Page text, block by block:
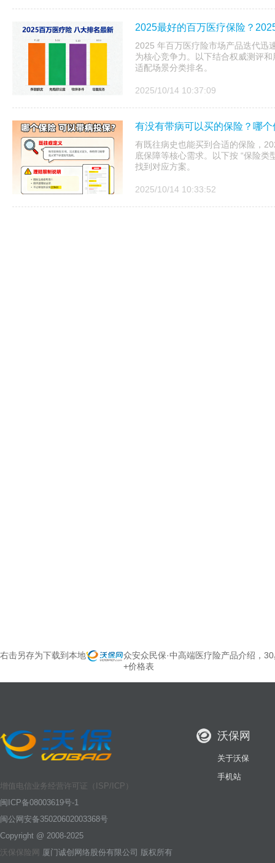
2025最好的百万医疗保险？
2025 年百万医疗险市场产品迭代迅
为核心竞争力。以下结合权威测评
适配场景分类排名。​
2025/10/14 10:37:09
有没有带病可以买的保险？哪
有既往病史也能买到合适的保险，
底保障等核心需求。以下按 “保险类
找到对应方案。
2025/10/14 10:33:52
右击另存为下载到本地
众安众民保·中高端医疗险产品介绍，
+价格表
增值电信业务经营许可证（ISP/ICP）
闽ICP备08003619号-1
闽公网安备35020602003368号
Copyright @ 2008-2025
沃保保险网 厦门诚创网络股份有限公司 版权所有
沃保网
关于沃保
手机站